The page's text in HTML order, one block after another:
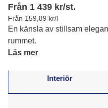
Från 1 439 kr/st.
Från 159,89 kr/l
En känsla av stillsam
rummet.
Läs mer
Interiör